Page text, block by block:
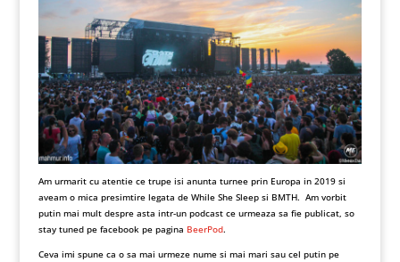
Am urmarit cu atentie ce trupe isi anunta turnee prin Europa in 2019 si
aveam o mica presimtire legata de While She Sleep si BMTH. Am vorbit
putin mai mult despre asta intr-un podcast ce urmeaza sa fie publicat, so
stay tuned pe facebook pe pagina BeerPod.
Ceva imi spune ca o sa mai urmeze nume si mai mari sau cel putin pe